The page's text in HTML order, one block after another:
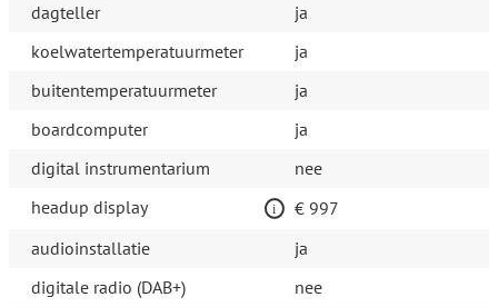
dagteller
ja
koelwatertemperatuurmeter
ja
buitentemperatuurmeter
ja
boardcomputer
ja
digital instrumentarium
nee
headup display
€ 997
audioinstallatie
ja
digitale radio (DAB+)
nee